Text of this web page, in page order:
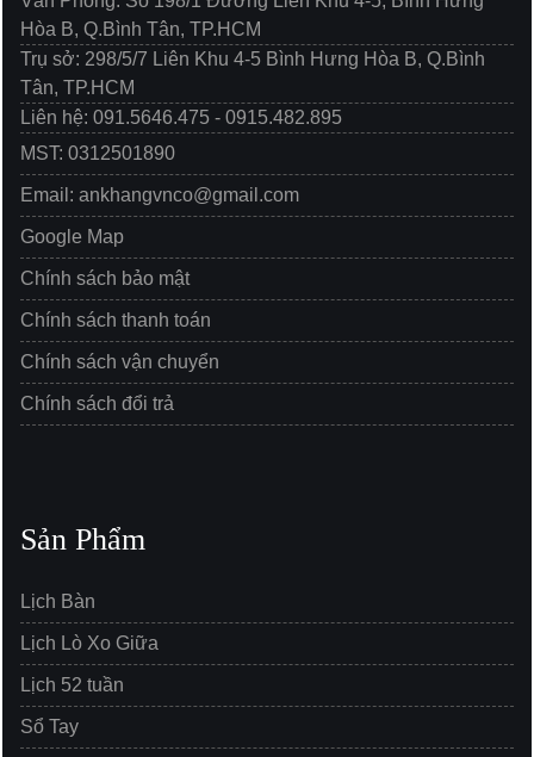
Hòa B, Q.Bình Tân, TP.HCM
Trụ sở: 298/5/7 Liên Khu 4-5 Bình Hưng Hòa B, Q.Bình
Tân, TP.HCM
Liên hệ: 091.5646.475 - 0915.482.895
MST: 0312501890
Email: ankhangvnco@gmail.com
Google Map
Chính sách bảo mật
Chính sách thanh toán
Chính sách vận chuyển
Chính sách đổi trả
Sản Phẩm
Lịch Bàn
Lịch Lò Xo Giữa
Lịch 52 tuần
Sổ Tay